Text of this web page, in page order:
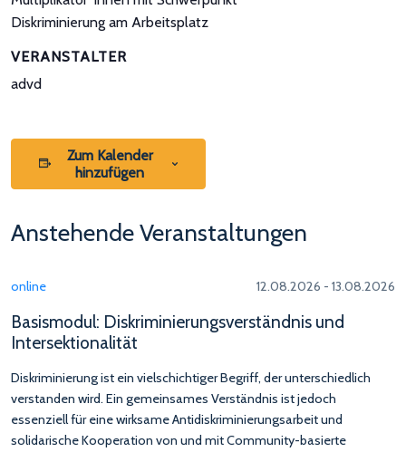
Diskriminierung am Arbeitsplatz
VERANSTALTER
advd
Zum Kalender
hinzufügen
Anstehende Veranstaltungen
online 12.08.2026 - 13.08.2026
Basismodul: Diskriminierungsverständnis und
Intersektionalität
Diskriminierung ist ein vielschichtiger Begriff, der unterschiedlich
verstanden wird. Ein gemeinsames Verständnis ist jedoch
essenziell für eine wirksame Antidiskriminierungsarbeit und
solidarische Kooperation von und mit Community-basierte